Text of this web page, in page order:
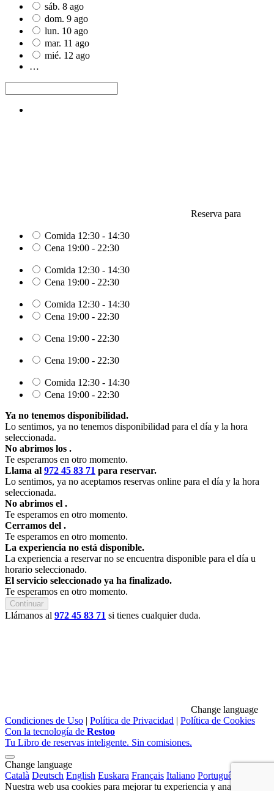
sáb. 8 ago
dom. 9 ago
lun. 10 ago
mar. 11 ago
mié. 12 ago
…
Reserva para
Comida 12:30 - 14:30
Cena 19:00 - 22:30
Comida 12:30 - 14:30
Cena 19:00 - 22:30
Comida 12:30 - 14:30
Cena 19:00 - 22:30
Cena 19:00 - 22:30
Cena 19:00 - 22:30
Comida 12:30 - 14:30
Cena 19:00 - 22:30
Ya no tenemos disponibilidad.
Lo sentimos, ya no tenemos disponibilidad para el día y la hora
seleccionada.
No abrimos los .
Te esperamos en otro momento.
Llama al 972 45 83 71 para reservar.
Lo sentimos, ya no aceptamos reservas online para el día y la hora
seleccionada.
No abrimos el .
Te esperamos en otro momento.
Cerramos del .
Te esperamos en otro momento.
La experiencia no está disponible.
La experiencia a reservar no se encuentra disponible para el día u
horario seleccionado.
El servicio seleccionado ya ha finalizado.
Te esperamos en otro momento.
Continuar
Llámanos al 972 45 83 71 si tienes cualquier duda.
Change language
Condiciones de Uso | Política de Privacidad | Política de Cookies
Con la tecnología de Restoo
Tu Libro de reservas inteligente. Sin comisiones.
Change language
Català Deutsch English Euskara Français Italiano Português
Nuestra web usa cookies para mejorar tu experiencia y analizar el